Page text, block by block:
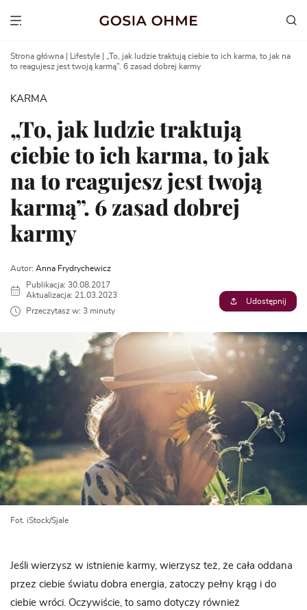
Show menu
Strona główna Lifestyle
„To, jak ludzie traktują ciebie to ich karma, to jak na
to reagujesz jest twoją karmą”. 6 zasad dobrej karmy
KARMA
„To, jak ludzie traktują
ciebie to ich karma, to jak
na to reagujesz jest twoją
karmą”. 6 zasad dobrej
karmy
Autor: Anna Frydrychewicz
Publikacja: 30.08.2017
Aktualizacja: 21.03.2023
Przeczytasz w: 3 minuty
Udostępnij
Fot. iStock/Sjale
Jeśli wierzysz w istnienie karmy, wierzysz też, że cała oddana
przez ciebie światu dobra energia, zatoczy pełny krąg i do
ciebie wróci. Oczywiście, to samo dotyczy również